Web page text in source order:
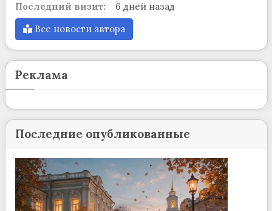
Последний визит:
6 дней назад
Все новости автора
Реклама
Последние опубликованные